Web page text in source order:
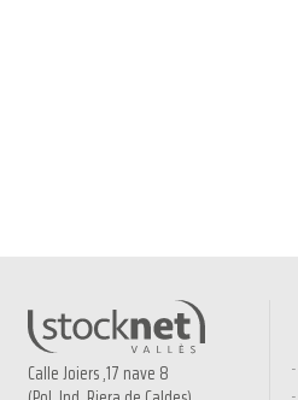
Calle Joiers ,17 nave 8